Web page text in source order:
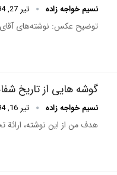
نسیم خواجه زاده تیر 27, 1394
توضیح عکس: نوشته‌های آقای مسلمانی پیش از
گوشه هایی از تاریخ
نسیم خواجه زاده تیر 16, 1394
هدف من از این نوشته،